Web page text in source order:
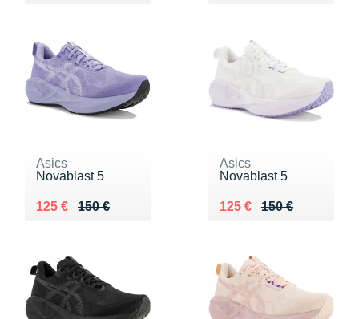
Asics
Novablast 5
150 €
Au lieu de 150 €
125 €
Vendu 125 €
Asics
Novablast 5
150 €
Au lieu de 150 €
125 €
Vendu 125 €